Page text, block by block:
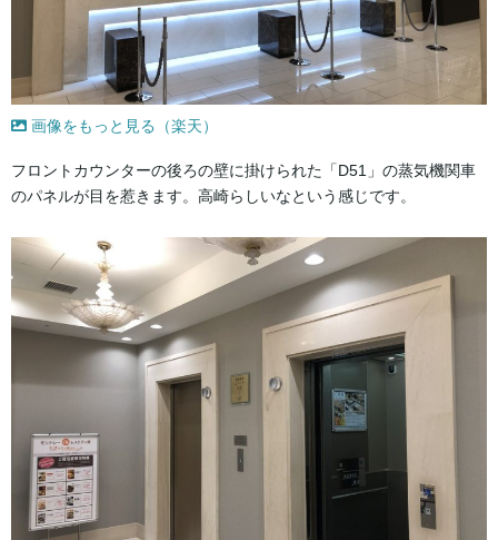
画像をもっと見る（楽天）
フロントカウンターの後ろの壁に掛けられた「D51」の蒸気機関車
のパネルが目を惹きます。高崎らしいなという感じです。